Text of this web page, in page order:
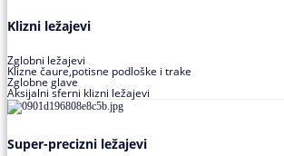
Klizni ležajevi
Zglobni ležajevi
Klizne čaure,potisne podloške i trake
Zglobne glave
Aksijalni sferni klizni ležajevi
Super-precizni ležajevi